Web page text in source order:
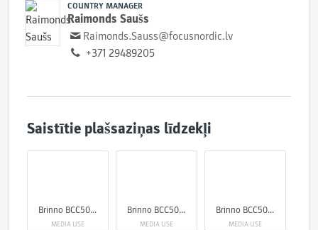
COUNTRY MANAGER
Raimonds Saušs
Raimonds.Sauss@focusnordic.lv
+371 29489205
Saistītie plašsaziņas līdzekļi
Brinno BCC5000 4K Construction Camera Bundle
MEDIA USE
Brinno BCC5000 4K Construction Camera Bundle
MEDIA USE
Brinno BCC5000 4K Construction Camera Bundle
MEDIA USE